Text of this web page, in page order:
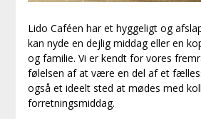
Lido Caféen har et hyggeligt og
kan nyde en dejlig middag eller en
og familie. Vi er kendt for vores
følelsen af at være en del af et
også et ideelt sted at mødes med
forretningsmiddag.